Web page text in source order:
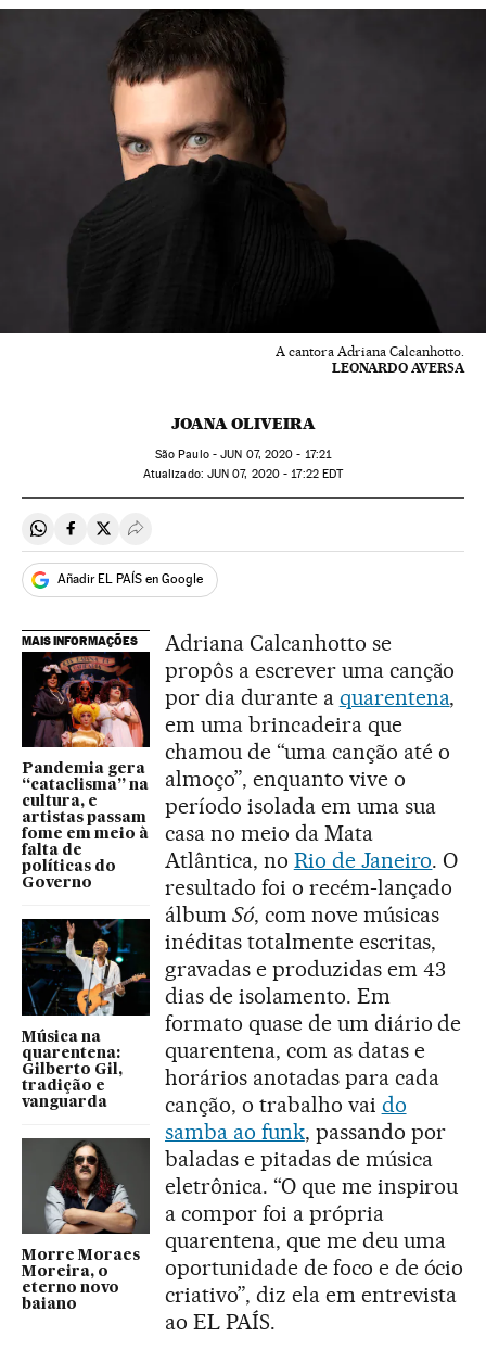
A cantora Adriana Calcanhotto.
LEONARDO AVERSA
JOANA OLIVEIRA
São Paulo -JUN 07, 2020 - 17:21
atualizado: JUN 07, 2020 - 17:22EDT
Compartir en Whatsapp
Compartir en Facebook
Compartir en Twitter
Desplegar Redes Sociales
Añadir EL PAÍS en Google
MAIS INFORMAÇÕES
Pandemia gera
“cataclisma” na
cultura, e
artistas passam
fome em meio à
falta de
políticas do
Governo
Música na
quarentena:
Gilberto Gil,
tradição e
vanguarda
Morre Moraes
Moreira, o
eterno novo
baiano
Adriana Calcanhotto se
propôs a escrever uma canção
por dia durante a quarentena,
em uma brincadeira que
chamou de “uma canção até o
almoço”, enquanto vive o
período isolada em uma sua
casa no meio da Mata
Atlântica, no Rio de Janeiro. O
resultado foi o recém-lançado
álbum Só, com nove músicas
inéditas totalmente escritas,
gravadas e produzidas em 43
dias de isolamento. Em
formato quase de um diário de
quarentena, com as datas e
horários anotadas para cada
canção, o trabalho vai do
samba ao funk, passando por
baladas e pitadas de música
eletrônica. “O que me inspirou
a compor foi a própria
quarentena, que me deu uma
oportunidade de foco e de ócio
criativo”, diz ela em entrevista
ao EL PAÍS.